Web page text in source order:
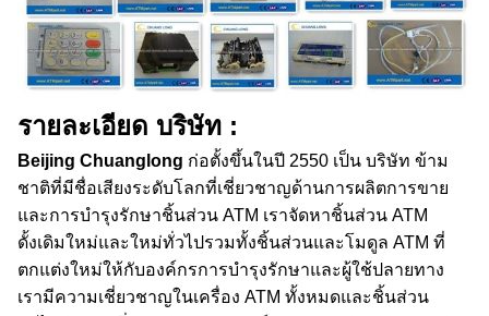
รายละเอียด บริษัท :
Beijing Chuanglong ก่อตั้งขึ้นในปี 2550 เป็น บริษัท ข้าม
ชาติที่มีชื่อเสียงระดับโลกที่เชี่ยวชาญด้านการผลิตการขาย
และการบำรุงรักษาชิ้นส่วน ATM เราจัดหาชิ้นส่วน ATM
ดั้งเดิมใหม่และใหม่ทั่วไปรวมทั้งชิ้นส่วนและโมดูล ATM ที่
ตกแต่งใหม่ให้กับองค์กรการบำรุงรักษาและผู้ใช้ปลายทาง
เรามีความเชี่ยวชาญในเครื่อง ATM ทั้งหมดและชิ้นส่วน